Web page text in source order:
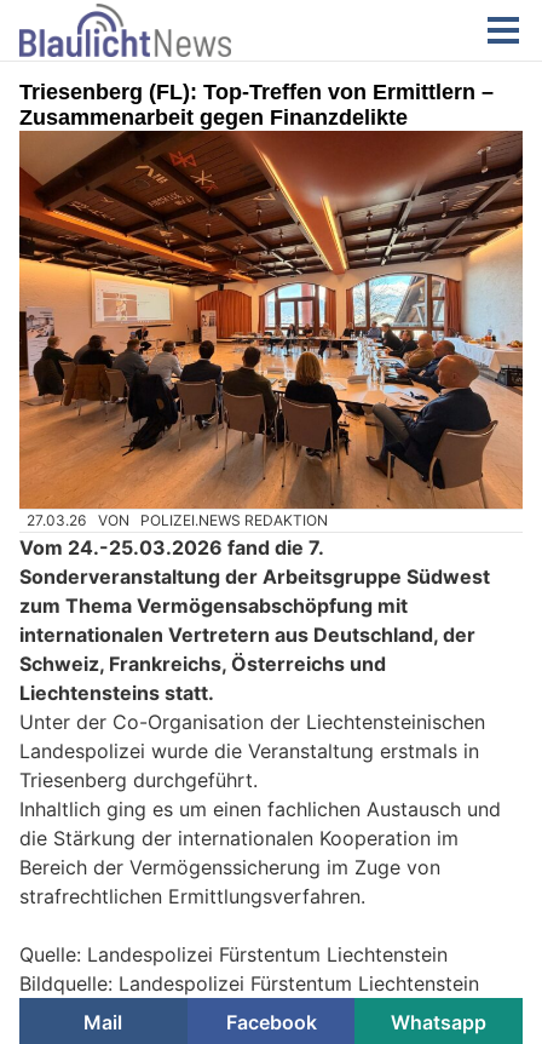
Triesenberg (FL): Top-Treffen von Ermittlern –
Zusammenarbeit gegen Finanzdelikte
27.03.26 VON POLIZEI.NEWS REDAKTION
Vom 24.-25.03.2026 fand die 7.
Sonderveranstaltung der Arbeitsgruppe Südwest
zum Thema Vermögensabschöpfung mit
internationalen Vertretern aus Deutschland, der
Schweiz, Frankreichs, Österreichs und
Liechtensteins statt.
Unter der Co-Organisation der Liechtensteinischen
Landespolizei wurde die Veranstaltung erstmals in
Triesenberg durchgeführt.
Inhaltlich ging es um einen fachlichen Austausch und
die Stärkung der internationalen Kooperation im
Bereich der Vermögenssicherung im Zuge von
strafrechtlichen Ermittlungsverfahren.
Quelle: Landespolizei Fürstentum Liechtenstein
Bildquelle: Landespolizei Fürstentum Liechtenstein
Mail
Facebook Whatsapp